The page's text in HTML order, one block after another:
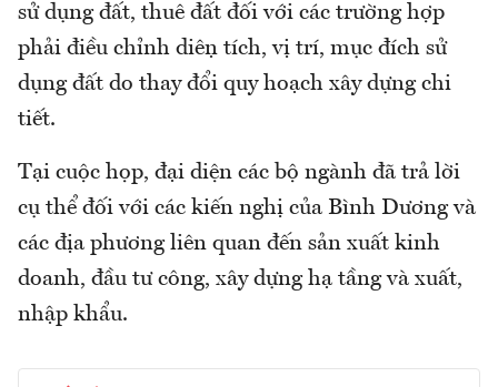
sử dụng đất, thuê đất đối với các trường hợp
phải điều chỉnh diện tích, vị trí, mục đích sử
dụng đất do thay đổi quy hoạch xây dựng chi
tiết.
Tại cuộc họp, đại diện các bộ ngành đã trả lời
cụ thể đối với các kiến nghị của Bình Dương và
các địa phương liên quan đến sản xuất kinh
doanh, đầu tư công, xây dựng hạ tầng và xuất,
nhập khẩu.